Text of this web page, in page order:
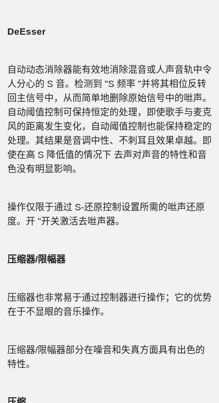
DeEsser
自动动态消除器能有效地消除混音或人声音轨中令
人分心的 S 音。检测到 "S 频率 "并将其相位反转
回主信号中，从而简单地删除原始信号中的咝声。
自动阈值控制可保持恒定的处理，即使歌手与麦克
风的距离发生变化，自动阈值控制也能保持稳定的
处理。其结果是音调中性、不刺耳且效果卓越。即
使在高 S 降低值的情况下 去声对声音的特性和音
色没有明显影响。
操作仅限于通过 S-还原控制设置所需的咝声还原
度。开 "开关激活去咝声器。
压缩器/限幅器
压缩器也非常易于通过控制器进行操作；它的优势
在于不显眼的音乐操作。
压缩器/限幅器部分在噪音和失真方面具有出色的
特性。